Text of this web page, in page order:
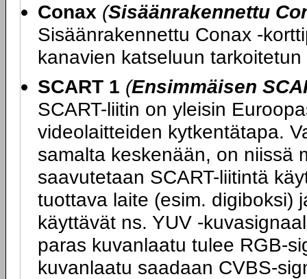
Conax (Sisäänrakennettu
Sisäänrakennettu Conax -
kanavien katseluun
SCART 1 (Ensimmäisen
SCART-liitin on yleisin
videolaitteiden kytkentätapa.
samalta keskenään, on niissä
saavutetaan SCART-liitintä
tuottava laite (esim. digiboksi)
käyttävät ns. YUV -
paras kuvanlaatu tulee RGB-
kuvanlaatu saadaan CVBS-